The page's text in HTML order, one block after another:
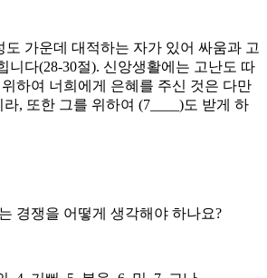
도 가운데 대적하는 자가 있어 싸움과 고
니다(28-30절). 신앙생활에는 고난도 따
하여 너희에게 은혜를 주신 것은 다만
라, 또한 그를 위하여 (7____)도 받게 하
경쟁을 어떻게 생각해야 하나요?